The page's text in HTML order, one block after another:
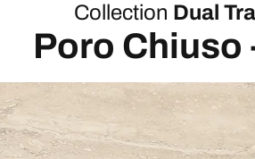
Collection Dual
Poro Chiuso